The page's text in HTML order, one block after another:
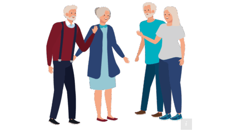
Foto© Gstudio - stock.adobe.com